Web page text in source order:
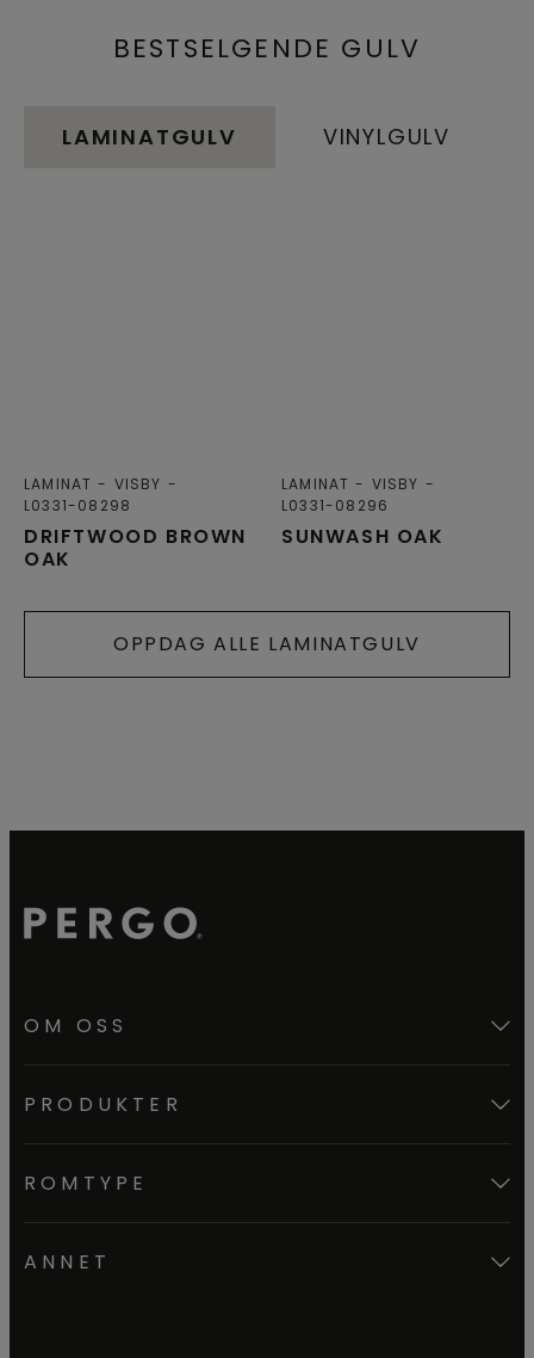
BESTSELGENDE GULV
LAMINATGULV VINYLGULV
DRIFTWOOD BROWN
OAK
LAMINAT
VISBY
L0331-08298
SUNWASH OAK
LAMINAT
VISBY
L0331-08296
OPPDAG ALLE LAMINATGULV
OM OSS
PRODUKTER
ROMTYPE
ANNET